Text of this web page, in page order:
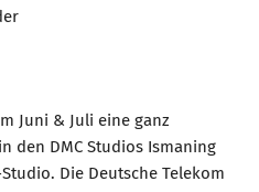
Juni & Juli eine ganz
den DMC Studios Ismaning
Die Deutsche Telekom